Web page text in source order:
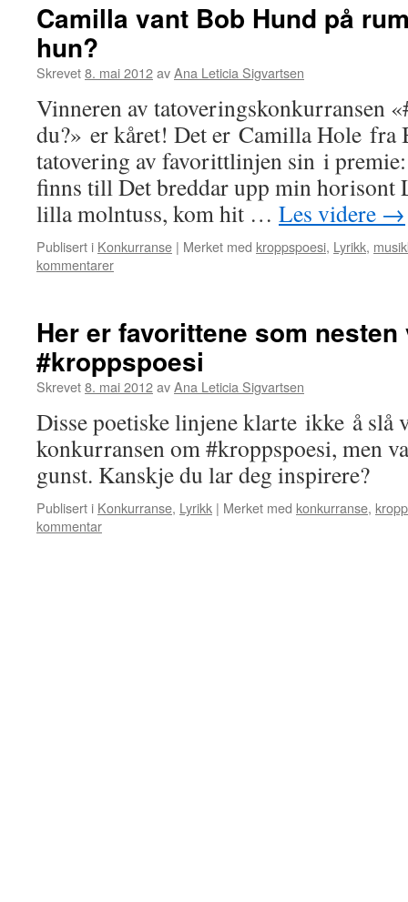
Camilla vant Bob Hund på
hun?
Skrevet8. mai 2012avAna Leticia Sigvartsen
Vinneren av tatoveringskonkurransen
du?» er kåret! Det er Camilla Hole fra
tatovering av favorittlinjen sin i
finns till Det breddar upp min horisont
lilla molntuss, kom hit … Les videre →
Publisert i Konkurranse | Merket med kroppspoesi, Lyrikk,
kommentarer
Her er favorittene som nesten
#kroppspoesi
Skrevet8. mai 2012avAna Leticia Sigvartsen
Disse poetiske linjene klarte ikke å slå
konkurransen om #kroppspoesi, men
gunst. Kanskje du lar deg inspirere?
Publisert i Konkurranse, Lyrikk | Merket med konkurranse,
kommentar